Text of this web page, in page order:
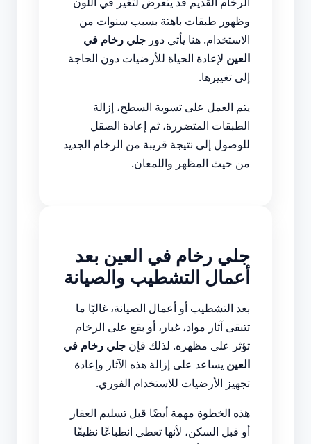
وظهور طبقات باهتة بسبب سنوات من
الاستخدام. هنا يأتي دور جلي رخام في
العين لإعادة الحياة للأرضيات دون الحاجة
إلى تغييرها.
يتم العمل على تسوية السطح، إزالة
الطبقات المتضررة، ثم إعادة الصقل
للوصول إلى نتيجة قريبة من الرخام الجديد
من حيث المظهر واللمعان.
جلي رخام في العين بعد
أعمال التشطيب والصيانة
بعد التشطيب أو أعمال الصيانة، غالبًا ما
تتبقى آثار مواد، غبار، أو بقع على الرخام
تؤثر على مظهره. لذلك فإن جلي رخام في
العين يساعد على إزالة هذه الآثار وإعادة
تجهيز الأرضيات للاستخدام الفوري.
هذه الخطوة مهمة أيضًا قبل تسليم العقار
أو قبل السكن، لأنها تعطي انطباعًا نظيفًا